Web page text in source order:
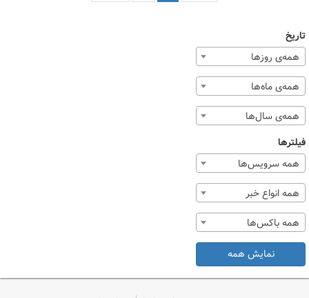
تاریخ
همه‌ی روزها
همه‌ی ماه‌ها
همه‌ی سال‌ها
فیلترها
همه سرویس‌ها
همه انواع خبر
همه باکس‌ها
نمایش همه